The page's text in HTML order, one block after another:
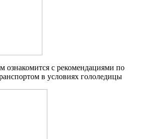
ознакомится с рекомендациями по
в условиях гололедицы